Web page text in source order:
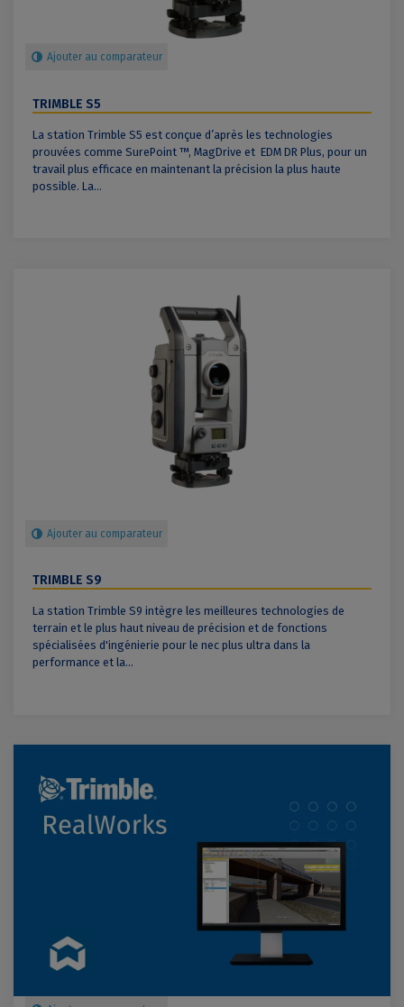
Ajouter au comparateur
TRIMBLE S5
La station Trimble S5 est conçue d’après les technologies
prouvées comme SurePoint ™, MagDrive et EDM DR Plus, pour un
travail plus efficace en maintenant la précision la plus haute
possible. La...
Ajouter au comparateur
TRIMBLE S9
La station Trimble S9 intègre les meilleures technologies de
terrain et le plus haut niveau de précision et de fonctions
spécialisées d'ingénierie pour le nec plus ultra dans la
performance et la...